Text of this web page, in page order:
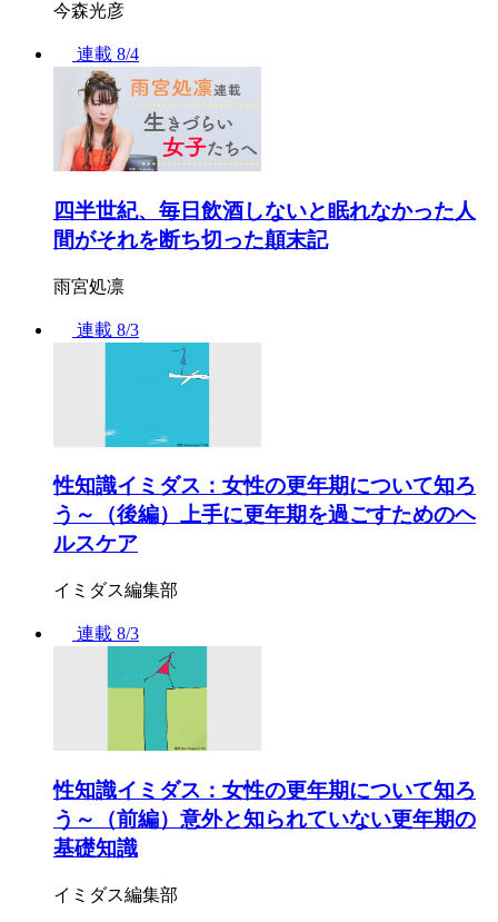
今森光彦
連載 8/4
四半世紀、毎日飲酒しないと眠れなかった人
間がそれを断ち切った顛末記
雨宮処凛
連載 8/3
性知識イミダス：女性の更年期について知ろ
う～（後編）上手に更年期を過ごすためのヘ
ルスケア
イミダス編集部
連載 8/3
性知識イミダス：女性の更年期について知ろ
う～（前編）意外と知られていない更年期の
基礎知識
イミダス編集部